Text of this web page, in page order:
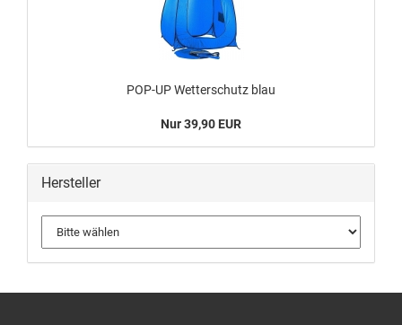
POP-UP Wetterschutz blau
Nur 39,90 EUR
Hersteller